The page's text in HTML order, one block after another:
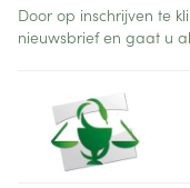
Door op inschrijven te
nieuwsbrief en gaat u